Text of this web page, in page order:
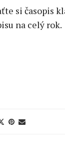
si časopis
na celý rok.